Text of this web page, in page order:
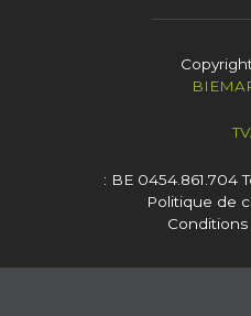
: BE 0454.861.704
Politique de